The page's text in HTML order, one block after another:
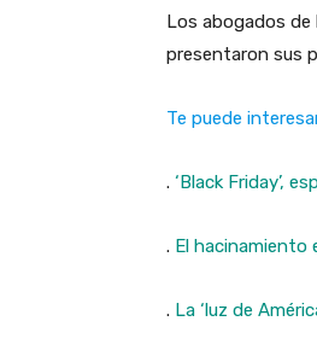
Los abogados
presentaron sus
Te puede
. ‘Black Friday’,
. El hacinamiento
. La ‘luz de